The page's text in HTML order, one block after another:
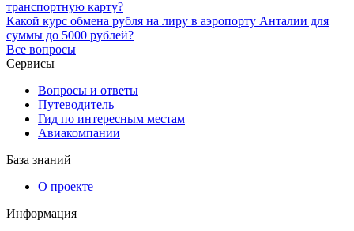
транспортную карту?
Какой курс обмена рубля на лиру в аэропорту Анталии для
суммы до 5000 рублей?
Все вопросы
Сервисы
Вопросы и ответы
Путеводитель
Гид по интересным местам
Авиакомпании
База знаний
О проекте
Информация